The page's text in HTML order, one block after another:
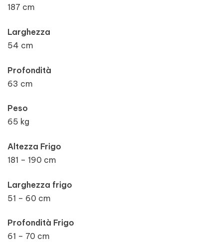
187 cm
Larghezza
54 cm
Profondità
63 cm
Peso
65 kg
Altezza Frigo
181 – 190 cm
Larghezza frigo
51 – 60 cm
Profondità Frigo
61 – 70 cm